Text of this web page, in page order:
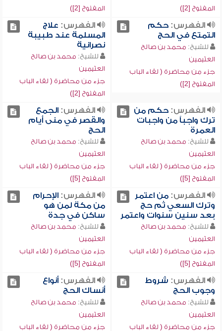
المفتوح [2])
المفتوح [2])
الفهرس:حكم
التمتع في الحج
للشيخ: محمد بن صالح
العثيمين
جزء من محاضرة ( لقاء الباب
المفتوح [2])
الفهرس: علاج
المسلمة عند طبيبة
نصرانية
للشيخ: محمد بن صالح
العثيمين
جزء من محاضرة ( لقاء الباب
المفتوح [2])
الفهرس:حكم من
ترك واجباً من واجبات
العمرة
للشيخ: محمد بن صالح
العثيمين
جزء من محاضرة ( لقاء الباب
المفتوح [5])
الفهرس:الجمع
والقصر في منى أيام
الحج
للشيخ: محمد بن صالح
العثيمين
جزء من محاضرة ( لقاء الباب
المفتوح [5])
الفهرس:من اعتمر
وترك السعي ثم حج
بعد سنين سنوات واعتمر
للشيخ: محمد بن صالح
العثيمين
جزء من محاضرة ( لقاء الباب
المفتوح [5])
الفهرس:الإحرام
من مكة لمن هو
ساكن في جدة
للشيخ: محمد بن صالح
العثيمين
جزء من محاضرة ( لقاء الباب
المفتوح [5])
الفهرس: شروط
وجوب الحج
للشيخ: محمد بن صالح
العثيمين
جزء من محاضرة ( لقاء الباب
الفهرس:أنواع
أنساك الحج
للشيخ: محمد بن صالح
العثيمين
جزء من محاضرة ( لقاء الباب